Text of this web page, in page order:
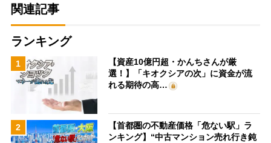
関連記事
ランキング
1
【資産10億円超・かんちさんが厳
選！】「キオクシアの次」に資金が流
れる期待の高…
2
【首都圏の不動産価格「危ない駅」ラ
ンキング】“中古マンション売れ行き鈍